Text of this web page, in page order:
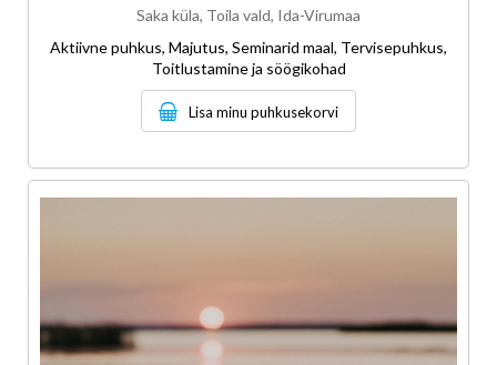
Saka küla, Toila vald, Ida-Virumaa
Aktiivne puhkus, Majutus, Seminarid maal, Tervisepuhkus,
Toitlustamine ja söögikohad
Lisa minu puhkusekorvi